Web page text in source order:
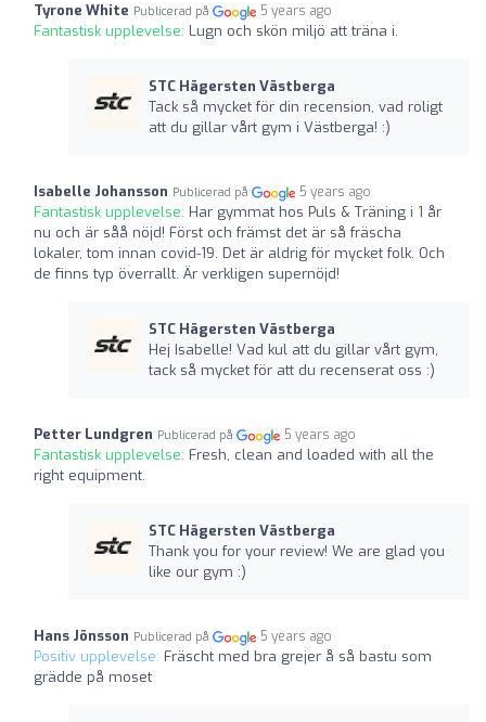
Tyrone White Publicerad på 5 years ago
Fantastisk upplevelse: Lugn och skön miljö att träna i.
STC Hägersten Västberga
Tack så mycket för din recension, vad roligt
att du gillar vårt gym i Västberga! :)
Isabelle Johansson Publicerad på 5 years ago
Fantastisk upplevelse: Har gymmat hos Puls & Träning i 1 år
nu och är såå nöjd! Först och främst det är så fräscha
lokaler, tom innan covid-19. Det är aldrig för mycket folk. Och
de finns typ överrallt. Är verkligen supernöjd!
STC Hägersten Västberga
Hej Isabelle! Vad kul att du gillar vårt gym,
tack så mycket för att du recenserat oss :)
Petter Lundgren Publicerad på 5 years ago
Fantastisk upplevelse: Fresh, clean and loaded with all the
right equipment.
STC Hägersten Västberga
Thank you for your review! We are glad you
like our gym :)
Hans Jönsson Publicerad på 5 years ago
Positiv upplevelse: Fräscht med bra grejer å så bastu som
grädde på moset